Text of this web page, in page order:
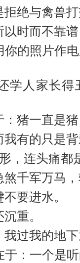
拒绝与禽兽
时而不靠
你的照片作
学人家长
猪一直是
我有的只是
，连头痛都
千军万马
要进水。
重。
我过我的地
：一个是